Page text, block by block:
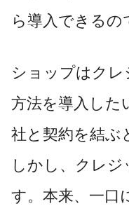
ら導入できるの
ショップはク
方法を導入した
社と契約を結ぶ
しかし、クレジ
す。本来、一口